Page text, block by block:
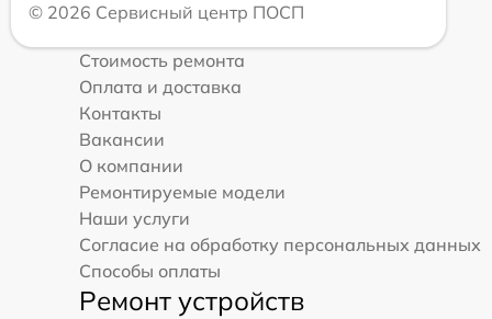
© 2026 Сервисный центр ПОСП
Стоимость ремонта
Оплата и доставка
Контакты
Вакансии
О компании
Ремонтируемые модели
Наши услуги
Согласие на обработку персональных данных
Способы оплаты
Ремонт устройств